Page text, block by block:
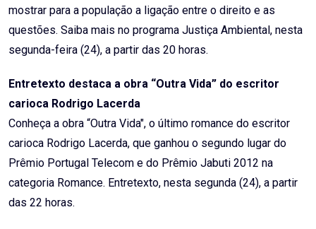
mostrar para a população a ligação entre o direito e as
questões. Saiba mais no programa Justiça Ambiental, nesta
segunda-feira (24), a partir das 20 horas.
Entretexto destaca a obra “Outra Vida” do escritor
carioca Rodrigo Lacerda
Conheça a obra “Outra Vida", o último romance do escritor
carioca Rodrigo Lacerda, que ganhou o segundo lugar do
Prêmio Portugal Telecom e do Prêmio Jabuti 2012 na
categoria Romance. Entretexto, nesta segunda (24), a partir
das 22 horas.